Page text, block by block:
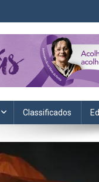
e cotidiano.
Classificados